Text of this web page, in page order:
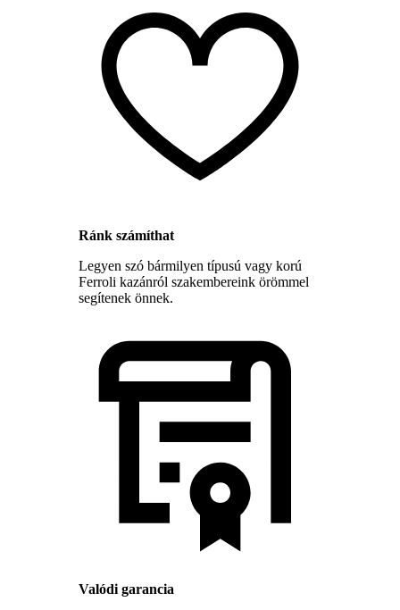
Ránk számíthat
Legyen szó bármilyen típusú vagy korú
Ferroli kazánról szakembereink örömmel
segítenek önnek.
Valódi garancia